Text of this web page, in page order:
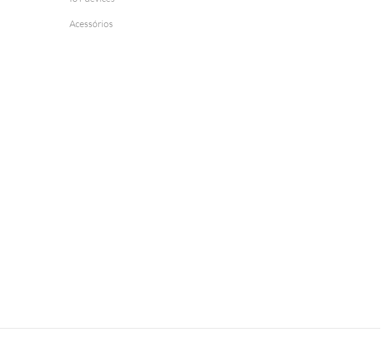
Acessórios